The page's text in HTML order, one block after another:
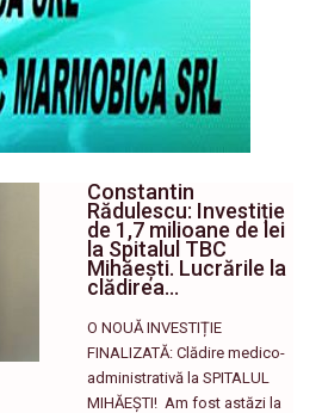
Constantin
Rădulescu: Investiție
de 1,7 milioane de lei
la Spitalul TBC
Mihăești. Lucrările la
clădirea…
O NOUĂ INVESTIȚIE
FINALIZATĂ: Clădire medico-
administrativă la SPITALUL
MIHĂEȘTI! ​ Am fost astăzi la